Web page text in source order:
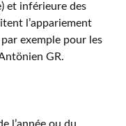
et inférieure des
l’appariement
exemple pour les
GR.